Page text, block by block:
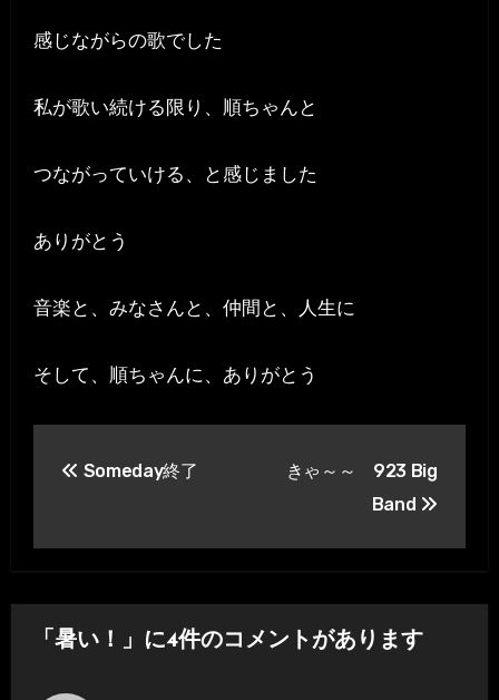
感じながらの歌でした
私が歌い続ける限り、順ちゃんと
つながっていける、と感じました
ありがとう
音楽と、みなさんと、仲間と、人生に
そして、順ちゃんに、ありがとう
ゲ
Someday終了
きゃ～～ 923 Big
Band
「暑い！」に4件のコメントがあります